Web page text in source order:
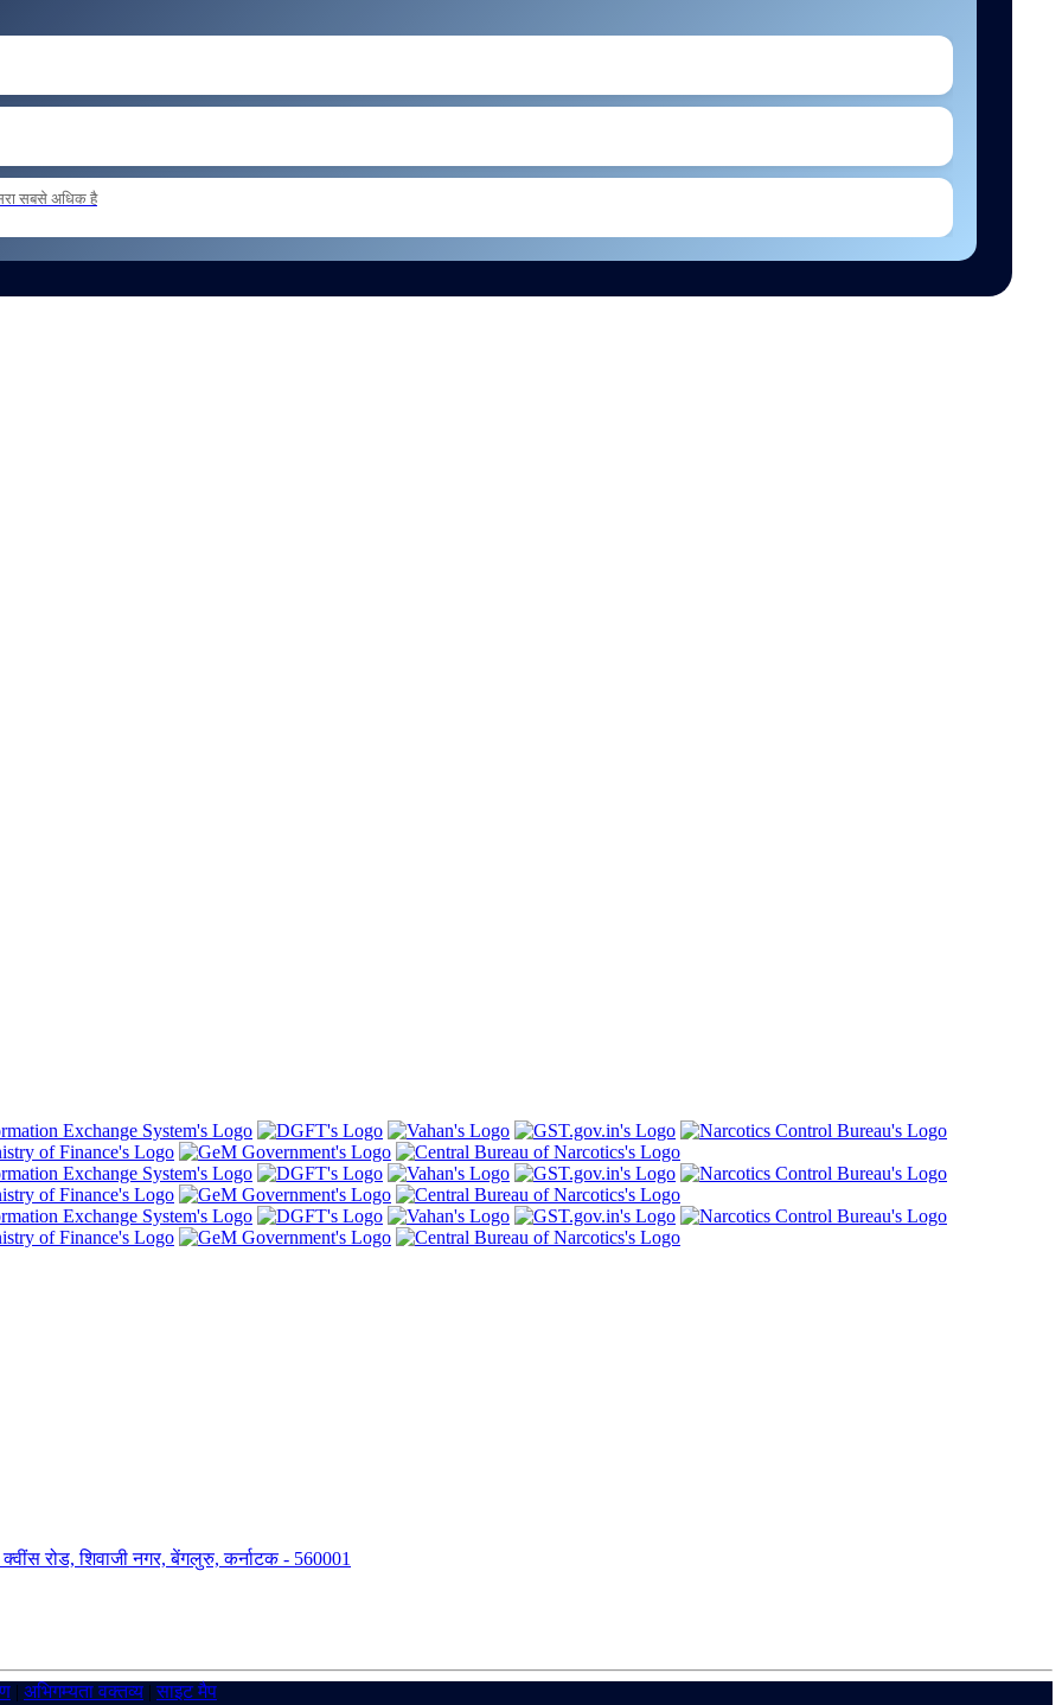
basis to formations outside the zone Reg
सबसे अधिक है
रोड, शिवाजी नगर, बेंगलुरु, कर्नाटक - 560001
| अभिगम्यता वक्तव्य |साइट मैप